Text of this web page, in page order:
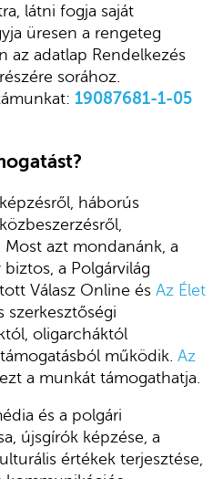
látni fogja saját
üresen a rengeteg
az adatlap Rendelkezés
sorához.
19087681-1-05
háborús
azt mondanánk, a
a Polgárvilág
Válasz Online és Az Élet
szerkesztőségi
oligarcháktól
működik. Az
a munkát támogathatja.
és a polgári
újsgírók képzése, a
értékek terjesztése,